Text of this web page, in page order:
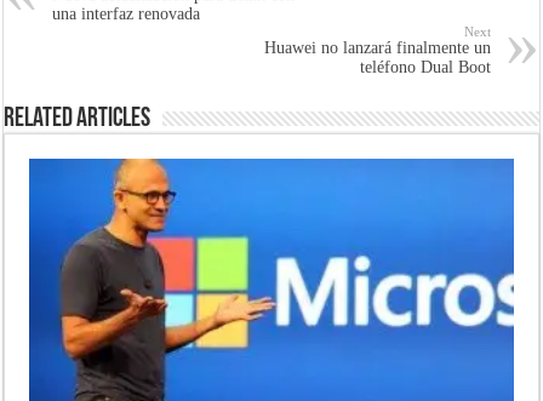
una interfaz renovada
Next
Huawei no lanzará finalmente un
teléfono Dual Boot
Related Articles